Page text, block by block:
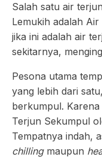
Salah satu air
Lemukih adalah
jika ini adalah air
sekitarnya,
Pesona utama
yang lebih dari
berkumpul.
Terjun Sekumpul
Tempatnya indah,
chillingmaupun